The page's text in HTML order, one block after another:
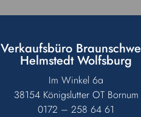
Verkaufsbüro
Helmstedt Wolfsburg
Im Winkel 6a
38154 Königslutter OT Bornum
0172 – 258 64 61